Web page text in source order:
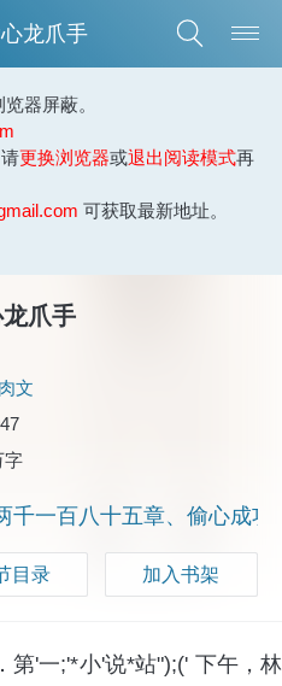
龙爪手
器屏蔽。
更换浏览器或退出阅读模式再
可获取最新地址。
爪手
文
字
千一百八十五章、偷心成功
目录 加入书架
第'一;'*小'说*站");(' 下午，林